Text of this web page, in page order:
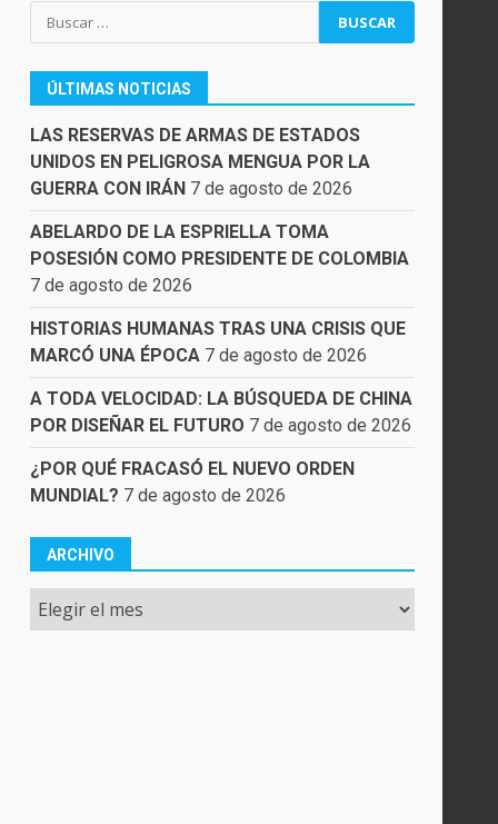
Buscar:
ÚLTIMAS NOTICIAS
LAS RESERVAS DE ARMAS DE ESTADOS
UNIDOS EN PELIGROSA MENGUA POR LA
GUERRA CON IRÁN 7 de agosto de 2026
ABELARDO DE LA ESPRIELLA TOMA
POSESIÓN COMO PRESIDENTE DE COLOMBIA
7 de agosto de 2026
HISTORIAS HUMANAS TRAS UNA CRISIS QUE
MARCÓ UNA ÉPOCA 7 de agosto de 2026
A TODA VELOCIDAD: LA BÚSQUEDA DE CHINA
POR DISEÑAR EL FUTURO 7 de agosto de 2026
¿POR QUÉ FRACASÓ EL NUEVO ORDEN
MUNDIAL? 7 de agosto de 2026
ARCHIVO
Archivo